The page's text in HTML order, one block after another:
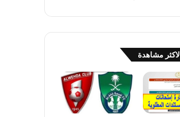
مشاهدة